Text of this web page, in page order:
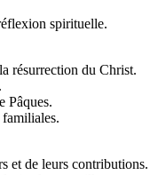
spirituelle.
résurrection du Christ.
Pâques.
et de leurs contributions.